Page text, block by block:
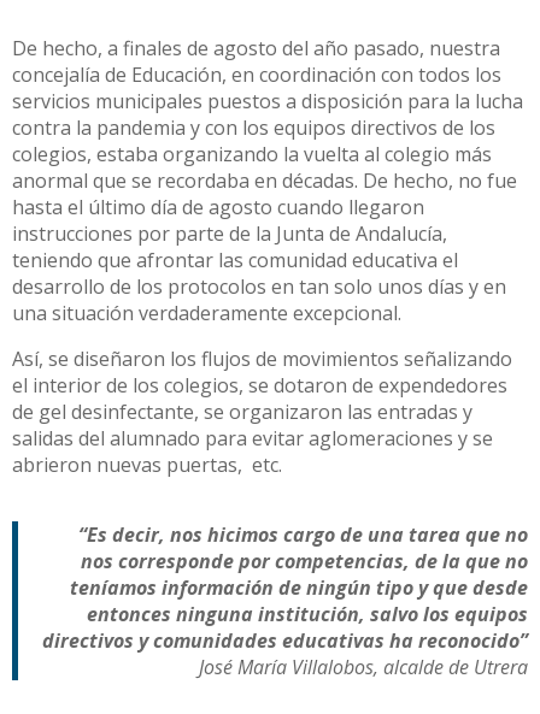
De hecho, a finales de agosto del año pasado, nuestra
concejalía de Educación, en coordinación con todos los
servicios municipales puestos a disposición para la lucha
contra la pandemia y con los equipos directivos de los
colegios, estaba organizando la vuelta al colegio más
anormal que se recordaba en décadas. De hecho, no fue
hasta el último día de agosto cuando llegaron
instrucciones por parte de la Junta de Andalucía,
teniendo que afrontar las comunidad educativa el
desarrollo de los protocolos en tan solo unos días y en
una situación verdaderamente excepcional.
Así, se diseñaron los flujos de movimientos señalizando
el interior de los colegios, se dotaron de expendedores
de gel desinfectante, se organizaron las entradas y
salidas del alumnado para evitar aglomeraciones y se
abrieron nuevas puertas, etc.
“Es decir, nos hicimos cargo de una tarea que no
nos corresponde por competencias, de la que no
teníamos información de ningún tipo y que desde
entonces ninguna institución, salvo los equipos
directivos y comunidades educativas ha reconocido”
José María Villalobos, alcalde de Utrera